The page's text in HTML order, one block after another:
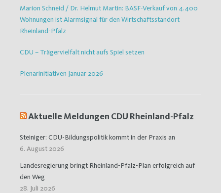
Marion Schneid / Dr. Helmut Martin: BASF-Verkauf von 4.400
Wohnungen ist Alarmsignal für den Wirtschaftsstandort
Rheinland-Pfalz
CDU – Trägervielfalt nicht aufs Spiel setzen
Plenarinitiativen Januar 2026
Aktuelle Meldungen CDU Rheinland-Pfalz
Steiniger: CDU-Bildungspolitik kommt in der Praxis an
6. August 2026
Landesregierung bringt Rheinland-Pfalz-Plan erfolgreich auf
den Weg
28. Juli 2026